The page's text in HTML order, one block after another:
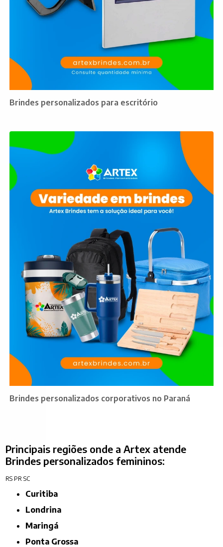
Brindes personalizados para escritório
Brindes personalizados corporativos no Paraná
Principais regiões onde a Artex atende
Brindes personalizados femininos:
RS PR SC
Curitiba
Londrina
Maringá
Ponta Grossa